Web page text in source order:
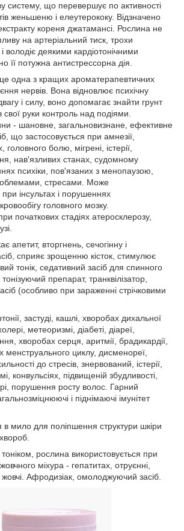
систему, що перевершує по активності
женьшеню і елеутерококу. Відзначено
кореня джатамансі. Рослина не
на артеріальний тиск, трохи
володіє деякими кардіотонічними
її потужна антистрессорна дія.
одна з кращих ароматерапевтичних
нервів. Вона відновлює психічну
і силу, воно допомагає знайти грунт
свої руки контроль над подіями.
- шановне, загальновизнане, ефективне
що застосовується при амнезії,
головного болю, мігрені, істерії,
нав'язливих станах, судомному
психіки, пов'язаних з менопаузою,
стресами. Може
інсультах і порушеннях
головного мозку.
початкових стадіях атеросклерозу,
апетит, вторгнень, сечогінну і
сприяє зрощенню кісток, стимулює
тонік, седативний засіб для спинного
препарат, транквілізатор,
(особливо при зараженні стрічковими
застуді, кашлі, хворобах дихальної
метеоризмі, діабеті, діареї,
хворобах серця, аритмії, брадикардії,
менструального циклу, дисменореї,
до стресів, знервований, істерії,
конвульсіях, підвищеній збудливості,
порушення росту волос. Гарний
і піднімаючі імунітет
в мило для поліпшення структури шкіри
рослина використовується при
міхура - гепатитах, отруєнні,
Афродизіак, омолоджуючий засіб.